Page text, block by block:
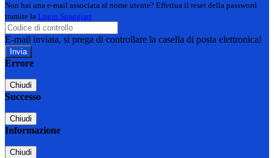
Non hai una e-mail associata al nome utente? Effettua il reset della password
tramite la Login Spaggiari
E-mail inviata, si prega di controllare la casella di posta elettronica!
Errore
Chiudi
Successo
Chiudi
Informazione
Chiudi